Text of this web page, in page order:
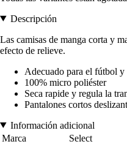
Descripción
Las camisas de manga corta y
efecto de relieve.
Adecuado para el fútbol y
100% micro poliéster
Seca rapide y regula la
Pantalones cortos
Información adicional
Marca
Select